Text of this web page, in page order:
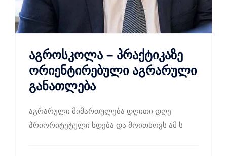
აგროსკოლა – პრაქტიკაზე
ორიენტირებული აგრარული
განათლება
აგრარული მიმართულება დღითი დღე
პრიორიტეტული ხდება და მოითხოვს ამ ს